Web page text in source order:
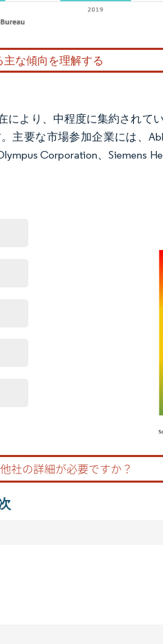
要です。
な傾向を理解する
より、中程度に集約されて
要な市場参加企業には、
Corporation、Siemens
画像 © Mordor